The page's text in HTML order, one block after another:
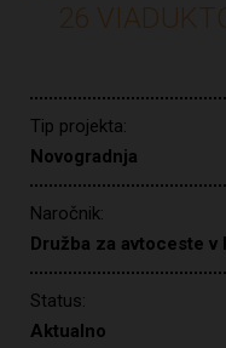
26
Tip projekta:
Novogradnja
Naročnik:
Družba za avtoceste v
Status:
Aktualno